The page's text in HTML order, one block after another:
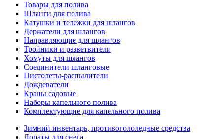
Товары для полива
Шланги для полива
Катушки и тележки для шлангов
Держатели для шлангов
Направляющие для шлангов
Тройники и разветвители
Хомуты для шлангов
Соединители шланговые
Пистолеты-распылители
Дождеватели
Краны садовые
Наборы капельного полива
Комплектующие для капельного полива
Зимний инвентарь, противогололедные средства
Лопаты для снега